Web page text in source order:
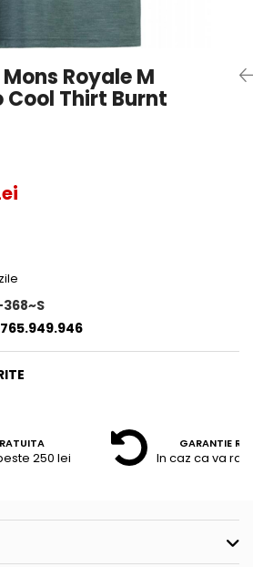
Royale M
Cool Thirt Burnt
368~S
250 lei
GARANTIE
In caz ca va